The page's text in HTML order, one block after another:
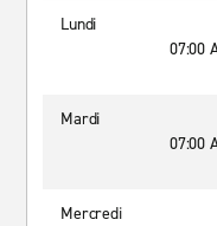
Lundi
07:00
Mardi
07:00
Mercredi